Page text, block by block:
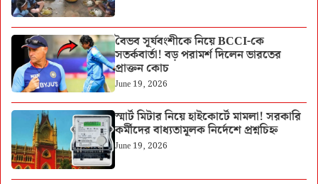
বৈভব সূর্যবংশীকে নিয়ে BCCI-কে
সতর্কবার্তা! বড় পরামর্শ দিলেন ভারতের
প্রাক্তন কোচ
June 19, 2026
স্মার্ট মিটার নিয়ে হাইকোর্টে মামলা! সরকারি
কর্মীদের বাধ্যতামূলক নির্দেশে প্রশ্নচিহ্ন
June 19, 2026